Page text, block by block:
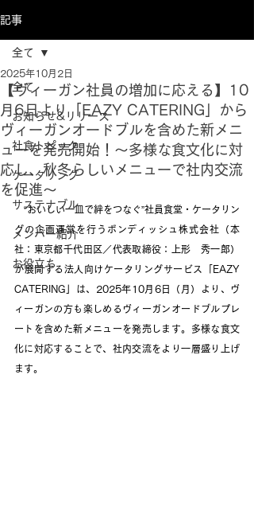
記事
全て
お知らせ&リリース
社食トピック
ケータリング
サステナブル
メンバー紹介
お役立ち
全て
【ヴィーガン社員の増加に応える】10
月6日より「EAZY CATERING」から
ヴィーガンオードブルを含めた新メニ
ューを発売開始！～多様な食文化に対
応し、秋冬らしいメニューで社内交流
を促進～
2025年10月2日
“おいしい一皿で絆をつなぐ”社員食堂・ケータリン
グの企画運営を行うボンディッシュ株式会社 （本
社：東京都千代田区／代表取締役：上形　秀一郎）
が展開する法人向けケータリングサービス「EAZY
CATERING」は、2025年10月6日（月）より、ヴ
ィーガンの方も楽しめるヴィーガンオードブルプレ
ートを含めた新メニューを発売します。多様な食文
化に対応することで、社内交流をより一層盛り上げ
ます。